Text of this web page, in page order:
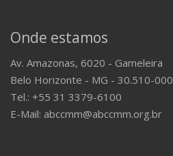
Onde estamos
Av. Amazonas, 6020 - Gameleira
Belo Horizonte - MG - 30.510-000
Tel.: +55 31 3379-6100
E-Mail: abccmm@abccmm.org.br